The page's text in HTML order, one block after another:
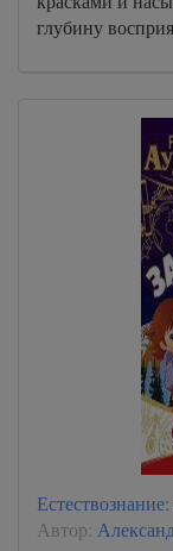
глубину
Автор: